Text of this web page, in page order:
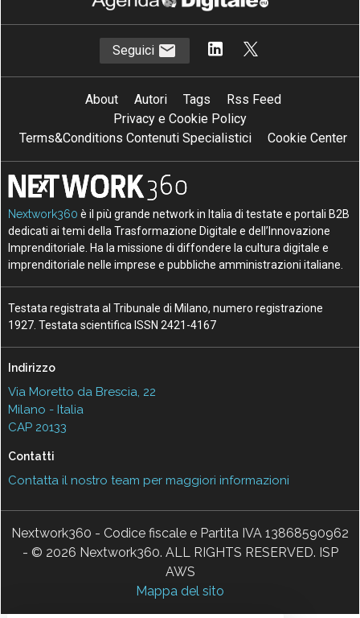
Seguici
About Autori Tags
Rss Feed
Privacy e Cookie Policy
Terms&Conditions Contenuti Specialistici
Cookie Center
Nextwork360 è il più grande network in Italia di testate e portali B2B
dedicati ai temi della Trasformazione Digitale e dell’Innovazione
Imprenditoriale. Ha la missione di diffondere la cultura digitale e
imprenditoriale nelle imprese e pubbliche amministrazioni italiane.
Testata registrata al Tribunale di Milano, numero registrazione
1927. Testata scientifica ISSN 2421-4167
Indirizzo
Via Moretto da Brescia, 22
Milano - Italia
CAP 20133
Contatti
Contatta il nostro team per maggiori informazioni
Nextwork360 - Codice fiscale e Partita IVA 13868590962
- © 2026 Nextwork360. ALL RIGHTS RESERVED. ISP
AWS
Mappa del sito